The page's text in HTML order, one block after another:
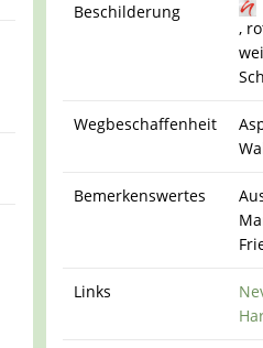
Beschilderung
,
Wegbeschaffenheit
Bemerkenswertes
Links